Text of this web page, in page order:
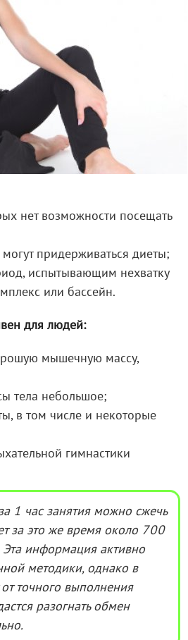
нет возможности посещать
придерживаться диеты;
испытывающим нехватку
или бассейн.
для людей:
мышечную массу,
тела небольшое;
в том числе и некоторые
гимнастики
1 час занятия можно сжечь
за это же время около 700
информация активно
методики, однако в
от точного выполнения
разогнать обмен